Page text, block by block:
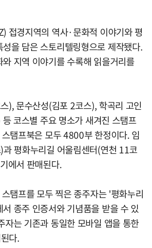
접경지역의 역사·문화적 이야기와 평
을 담은 스토리텔링형으로 제작됐다.
지역 이야기를 수록해 읽을거리를
), 문수산성(김포 2코스), 학곡리 고인
코스별 주요 명소가 새겨진 스탬프
탬프북은 모두 4800부 한정이다. 임
평화누리길 어울림센터(연천 11코
에서 판매된다.
탬프를 모두 찍은 종주자는 '평화누리
종주 인증서와 기념품을 받을 수 있
자는 기존과 동일한 모바일 앱을 통한
다.